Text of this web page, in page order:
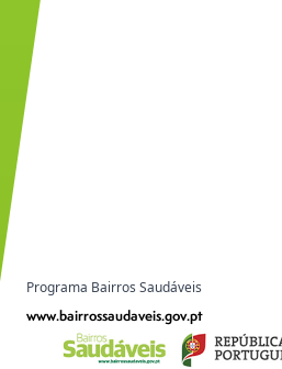
Programa Bairros Saudáveis
www.bairrossaudaveis.gov.pt